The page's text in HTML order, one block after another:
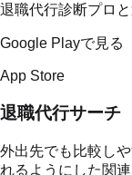
退職代行診断プロ
Google Playで見る
App Store
退職代行サーチ
外出先でも比較し
れるようにした関連